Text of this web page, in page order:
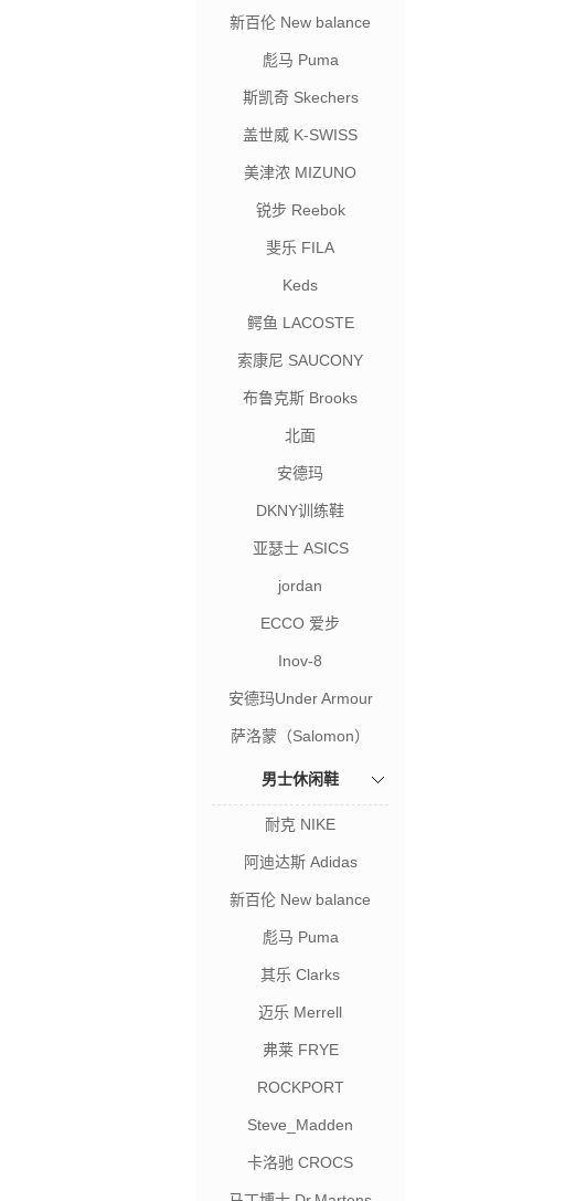
新百伦 New balance
彪马 Puma
斯凯奇 Skechers
盖世威 K-SWISS
美津浓 MIZUNO
锐步 Reebok
斐乐 FILA
Keds
鳄鱼 LACOSTE
索康尼 SAUCONY
布鲁克斯 Brooks
北面
安德玛
DKNY训练鞋
亚瑟士 ASICS
jordan
ECCO 爱步
Inov-8
安德玛Under Armour
萨洛蒙（Salomon）
男士休闲鞋
耐克 NIKE
阿迪达斯 Adidas
新百伦 New balance
彪马 Puma
其乐 Clarks
迈乐 Merrell
弗莱 FRYE
ROCKPORT
Steve_Madden
卡洛驰 CROCS